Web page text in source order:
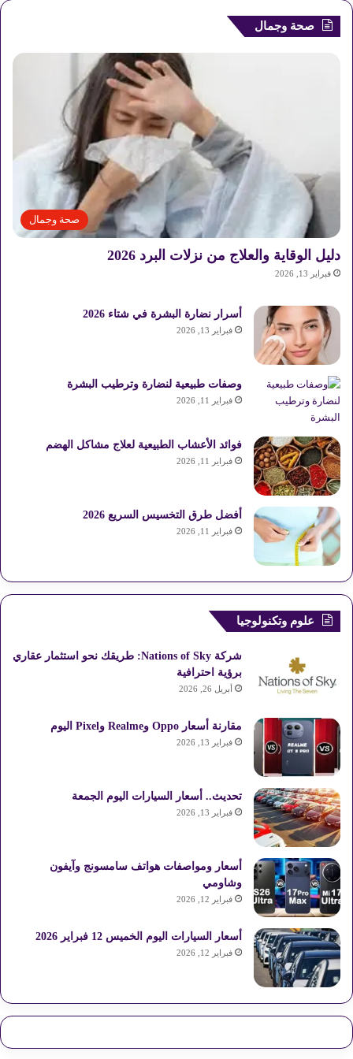
صحة وجمال
صحة وجمال
دليل الوقاية والعلاج من نزلات البرد 2026
فبراير 13, 2026
أسرار نضارة البشرة في شتاء 2026
فبراير 13, 2026
وصفات طبيعية لنضارة وترطيب البشرة
فبراير 11, 2026
فوائد الأعشاب الطبيعية لعلاج مشاكل الهضم
فبراير 11, 2026
أفضل طرق التخسيس السريع 2026
فبراير 11, 2026
علوم وتكنولوجيا
شركة Nations of Sky: طريقك نحو استثمار عقاري
برؤية احترافية
أبريل 26, 2026
مقارنة أسعار Oppo وRealme وPixel اليوم
فبراير 13, 2026
تحديث.. أسعار السيارات اليوم الجمعة
فبراير 13, 2026
أسعار ومواصفات هواتف سامسونج وآيفون
وشاومي
فبراير 12, 2026
أسعار السيارات اليوم الخميس 12 فبراير 2026
فبراير 12, 2026